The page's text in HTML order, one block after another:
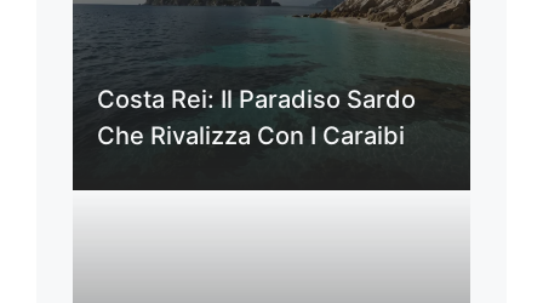
Costa Rei: Il Paradiso Sardo
Che Rivalizza Con I Caraibi